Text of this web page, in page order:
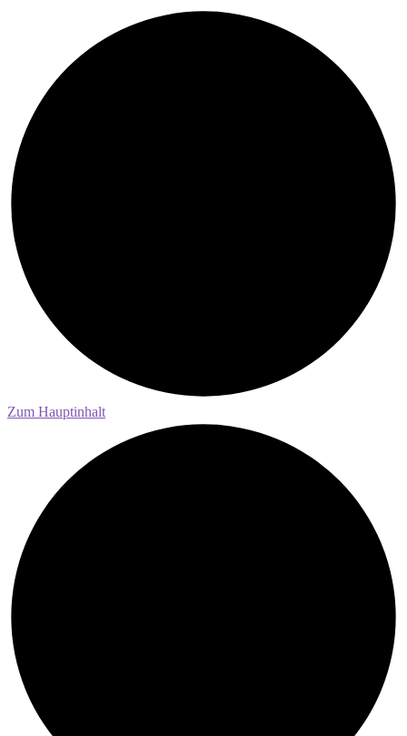
Zum Hauptinhalt